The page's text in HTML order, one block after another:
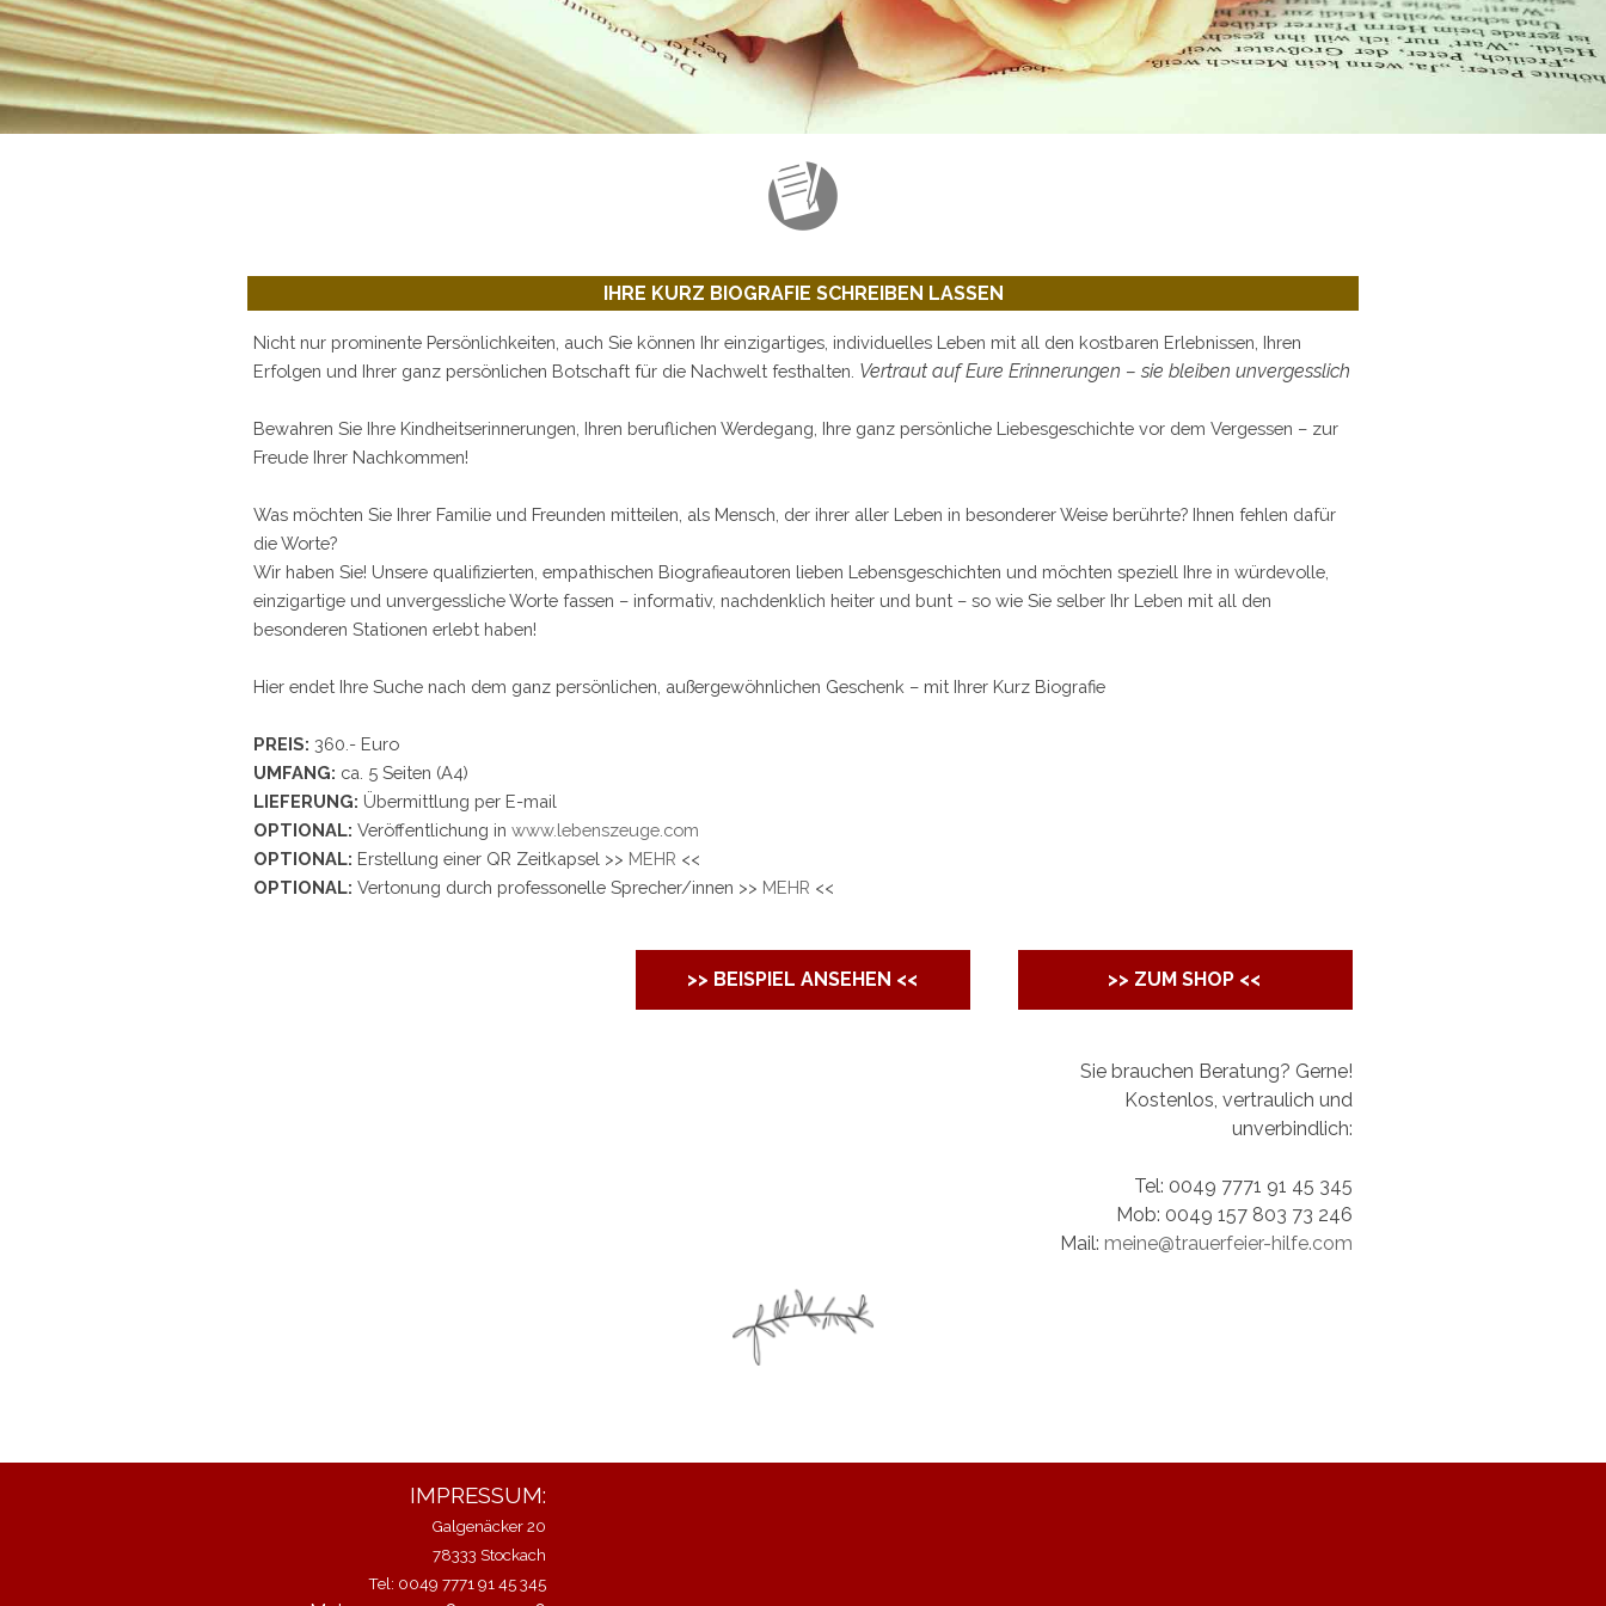
IHRE KURZ BIOGRAFIE SCHREIBEN LASSEN
Nicht nur prominente Persönlichkeiten, auch Sie können Ihr einzigartiges, individuelles Leben mit all den kostbaren Erlebnissen, Ihren
Erfolgen und Ihrer ganz persönlichen Botschaft für die Nachwelt festhalten. Vertraut auf Eure Erinnerungen – sie bleiben unvergesslich
Bewahren Sie Ihre Kindheitserinnerungen, Ihren beruflichen Werdegang, Ihre ganz persönliche Liebesgeschichte vor dem Vergessen – zur
Freude Ihrer Nachkommen!
Was möchten Sie Ihrer Familie und Freunden mitteilen, als Mensch, der ihrer aller Leben in besonderer Weise berührte? Ihnen fehlen dafür
die Worte?
Wir haben Sie! Unsere qualifizierten, empathischen Biografieautoren lieben Lebensgeschichten und möchten speziell Ihre in würdevolle,
einzigartige und unvergessliche Worte fassen – informativ, nachdenklich heiter und bunt – so wie Sie selber Ihr Leben mit all den
besonderen Stationen erlebt haben!
Hier endet Ihre Suche nach dem ganz persönlichen, außergewöhnlichen Geschenk – mit Ihrer Kurz Biografie
PREIS: 360.- Euro
UMFANG: ca. 5 Seiten (A4)
LIEFERUNG: Übermittlung per E-mail
OPTIONAL: Veröffentlichung inwww.lebenszeuge.com
OPTIONAL: Erstellung einer QR Zeitkapsel >> MEHR <<
OPTIONAL: Vertonung durch professonelle Sprecher/innen >> MEHR <<
>> ZUM SHOP <<
Sie brauchen Beratung? Gerne!
Kostenlos, vertraulich und
unverbindlich:
Tel: 0049 7771 91 45 345
Mob: 0049 157 803 73 246
Mail: meine@trauerfeier-hilfe.com
>> BEISPIEL ANSEHEN <<
IMPRESSUM:
Galgenäcker 20
78333 Stockach
Tel: 0049 7771 91 45 345